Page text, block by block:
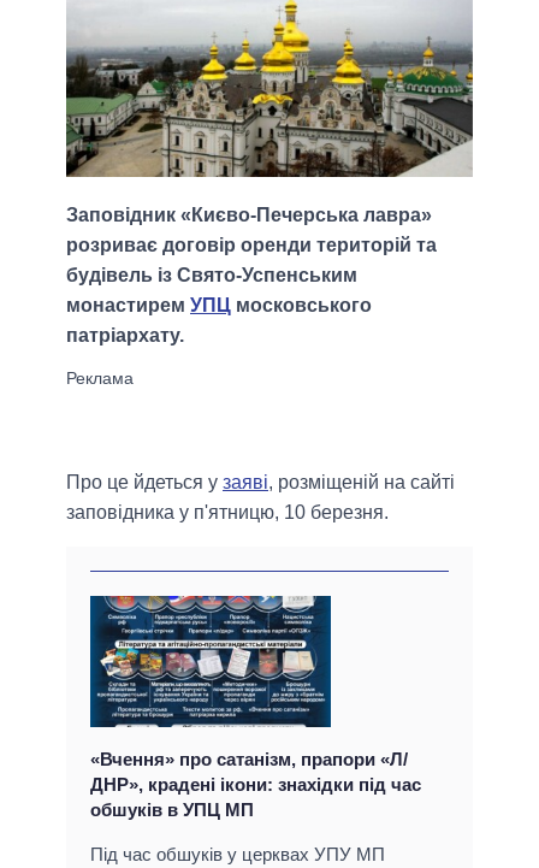
Заповідник «Києво-Печерська лавра»
розриває договір оренди територій та
будівель із Свято-Успенським
монастирем УПЦ московського
патріархату.
Про це йдеться у заяві, розміщеній на сайті
заповідника у п'ятницю, 10 березня.
«Вчення» про сатанізм, прапори «Л/
ДНР», крадені ікони: знахідки під час
обшуків в УПЦ МП
Під час обшуків у церквах УПУ МП